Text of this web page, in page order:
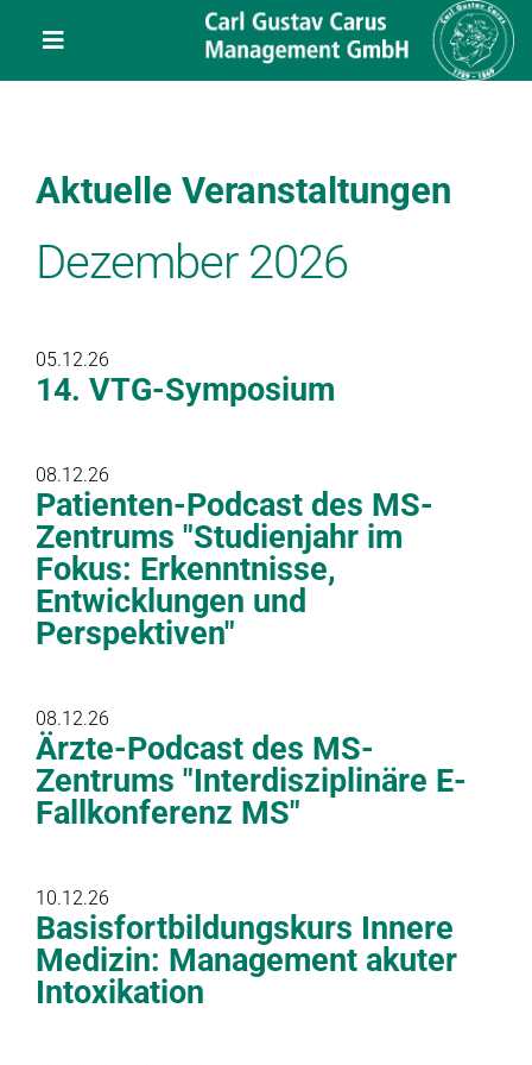
Toggle
Navigation
Über uns
Veranstaltungen
Kontakt
Aktuelle Veranstaltungen
Dezember 2026
05.12.26
14. VTG-Symposium
08.12.26
Patienten-Podcast des MS-
Zentrums "Studienjahr im
Fokus: Erkenntnisse,
Entwicklungen und
Perspektiven"
08.12.26
Ärzte-Podcast des MS-
Zentrums "Interdisziplinäre E-
Fallkonferenz MS"
10.12.26
Basisfortbildungskurs Innere
Medizin: Management akuter
Intoxikation